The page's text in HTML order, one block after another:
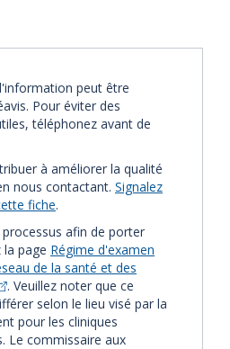
peut être
Pour éviter des
téléphonez avant de
à améliorer la qualité
nous contactant. Signalez
fiche.
afin de porter
page Régime d'examen
de la santé et des
. Veuillez noter que ce
selon le lieu visé par la
pour les cliniques
Le commissaire aux